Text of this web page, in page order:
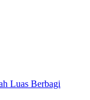
Luas Berbagi